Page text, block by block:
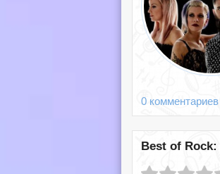
0 комментариев
Best of Rock: